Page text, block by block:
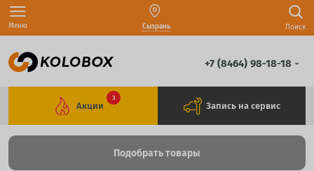
Меню Сызрань Поиск
+7 (8464) 98-18-18
Акции
3
Запись на сервис
Подобрать товары